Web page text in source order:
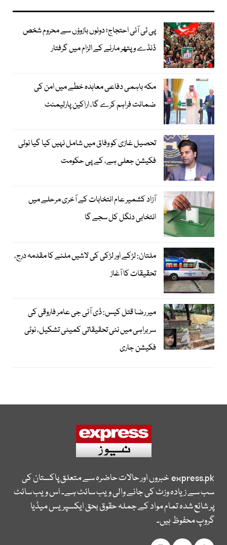
پی ٹی آئی احتجاج؛ دونوں بازوؤں سے محروم شخص
ڈنڈے و پتھر مارنے کے الزام میں گرفتار
مکہ باہمی دفاعی معاہدہ خطے میں امن کی
ضمانت فراہم کرے گا، اراکین پارلیمنٹ
تحصیل غازی کو وفاق میں شامل نہیں کیا گیا نوٹی
فکیشن جعلی ہے، کے پی حکومت
آزاد کشمیر عام انتخابات کے آخری مرحلے میں
انتخابی دنگل کل سجے گا
ملتان: لڑکے اور لڑکی کی لاشیں ملنے کا مقدمہ درج،
تحقیقات کا آغاز
میر رضا قتل کیس: ڈی آئی جی عامر فاروقی کی
سربراہی میں نئی تحقیقاتی کمیٹی تشکیل، نوٹی
فکیشن جاری
express.pkخبروں اور حالات حاضرہ سے متعلق پاکستان کی
سب سے زیادہ وزٹ کی جانے والی ویب سائٹ ہے۔ اس ویب سائٹ
پر شائع شدہ تمام مواد کے جملہ حقوق بحق ایکسپریس میڈیا
گروپ محفوظ ہیں۔